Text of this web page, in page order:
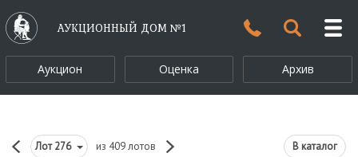
АУКЦИОННЫЙ ДОМ №1
Аукцион Оценка Архив
Лот276 из 409 лотов В каталог